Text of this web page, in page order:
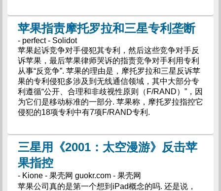
苹果指责摩托罗拉和三星专利垄断
- perfect - Solidot
苹果起诉竞争对手侵犯其专利，然后这些竞争对手反
诉苹果，最后苹果律师哭诉的指责竞争对手利用专利
从事“反竞争”. 苹果的理由是，摩托罗拉和三星反诉苹
果的专利侵犯多涉及到无线通信领域，其中大部分专
利遵循“公开、合理和非歧视性原则（F/RAND）”，因
为它们是移动标准的一部分. 苹果称，摩托罗拉指控它
侵犯的18项专利中有7项F/RAND专利.
三星用《2001：太空漫游》反击苹
果指控
- Kione - 果壳网 guokr.com - 果壳网
苹果公司真的是第一个想到iPad概念的吗. 还是说，